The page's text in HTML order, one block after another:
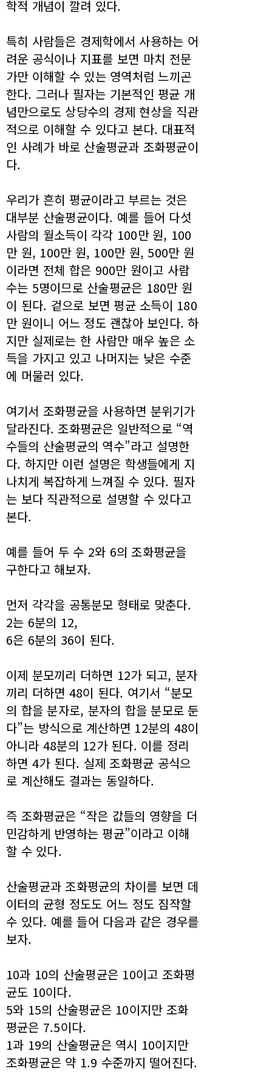
학적 개념이 깔려 있다.
특히 사람들은 경제학에서 사용하는 어
려운 공식이나 지표를 보면 마치 전문
가만 이해할 수 있는 영역처럼 느끼곤
한다. 그러나 필자는 기본적인 평균 개
념만으로도 상당수의 경제 현상을 직관
적으로 이해할 수 있다고 본다. 대표적
인 사례가 바로 산술평균과 조화평균이
다.
우리가 흔히 평균이라고 부르는 것은
대부분 산술평균이다. 예를 들어 다섯
사람의 월소득이 각각 100만 원, 100
만 원, 100만 원, 100만 원, 500만 원
이라면 전체 합은 900만 원이고 사람
수는 5명이므로 산술평균은 180만 원
이 된다. 겉으로 보면 평균 소득이 180
만 원이니 어느 정도 괜찮아 보인다. 하
지만 실제로는 한 사람만 매우 높은 소
득을 가지고 있고 나머지는 낮은 수준
에 머물러 있다.
여기서 조화평균을 사용하면 분위기가
달라진다. 조화평균은 일반적으로 “역
수들의 산술평균의 역수”라고 설명한
다. 하지만 이런 설명은 학생들에게 지
나치게 복잡하게 느껴질 수 있다. 필자
는 보다 직관적으로 설명할 수 있다고
본다.
예를 들어 두 수 2와 6의 조화평균을
구한다고 해보자.
먼저 각각을 공통분모 형태로 맞춘다.
2는 6분의 12,
6은 6분의 36이 된다.
이제 분모끼리 더하면 12가 되고, 분자
끼리 더하면 48이 된다. 여기서 “분모
의 합을 분자로, 분자의 합을 분모로 둔
다”는 방식으로 계산하면 12분의 48이
아니라 48분의 12가 된다. 이를 정리
하면 4가 된다. 실제 조화평균 공식으
로 계산해도 결과는 동일하다.
즉 조화평균은 “작은 값들의 영향을 더
민감하게 반영하는 평균”이라고 이해
할 수 있다.
산술평균과 조화평균의 차이를 보면 데
이터의 균형 정도도 어느 정도 짐작할
수 있다. 예를 들어 다음과 같은 경우를
보자.
10과 10의 산술평균은 10이고 조화평
균도 10이다.
5와 15의 산술평균은 10이지만 조화
평균은 7.5이다.
1과 19의 산술평균은 역시 10이지만
조화평균은 약 1.9 수준까지 떨어진다.